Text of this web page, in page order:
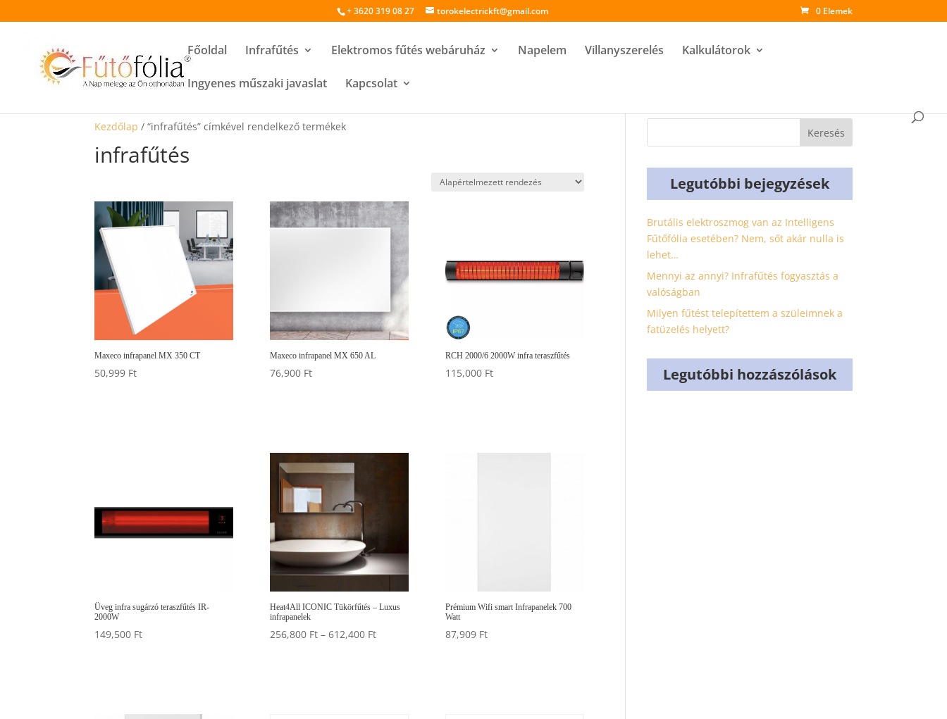
+ 3620 319 08 27 torokelectrickft@gmail.com 0 Elemek
Főoldal Infrafűtés Elektromos fűtés webáruház Napelem Villanyszerelés Kalkulátorok
Ingyenes műszaki javaslat Kapcsolat
Kezdőlap / “infrafűtés” címkével rendelkező termékek
infrafűtés
Maxeco infrapanel MX 350 CT
50,999 Ft
Maxeco infrapanel MX 650 AL
76,900 Ft
RCH 2000/6 2000W infra teraszfűtés
115,000 Ft
Üveg infra sugárzó teraszfűtés IR-
2000W
149,500 Ft
Heat4All ICONIC Tükörfűtés – Luxus
infrapanelek
256,800 Ft – 612,400 FtÁrtartomány:
Prémium Wifi smart Infrapanelek 700
Watt
87,909 Ft
Legutóbbi bejegyzések
Brutális elektroszmog van az Intelligens
Fűtőfólia esetében? Nem, sőt akár nulla is
lehet…
Mennyi az annyi? Infrafűtés fogyasztás a
valóságban
Milyen fűtést telepítettem a szüleimnek a
fatüzelés helyett?
Legutóbbi hozzászólások